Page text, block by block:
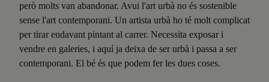
però molts van abandonar. Avui l'art urbà no és sostenible
sense l'art contemporani. Un artista urbà ho té molt complicat
per tirar endavant pintant al carrer. Necessita exposar i
vendre en galeries, i aquí ja deixa de ser urbà i passa a ser
contemporani. El bé és que podem fer les dues coses.